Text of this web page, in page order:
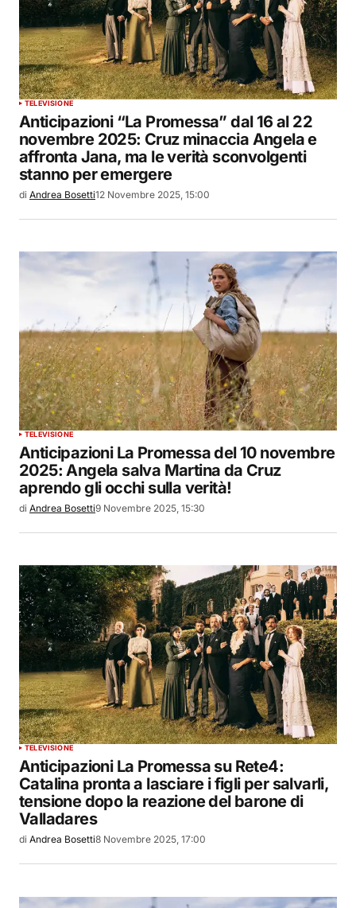
TELEVISIONE
Anticipazioni “La Promessa” dal 16 al 22
novembre 2025: Cruz minaccia Angela e
affronta Jana, ma le verità sconvolgenti
stanno per emergere
di Andrea Bosetti12 Novembre 2025, 15:00
TELEVISIONE
Anticipazioni La Promessa del 10 novembre
2025: Angela salva Martina da Cruz
aprendo gli occhi sulla verità!
di Andrea Bosetti9 Novembre 2025, 15:30
TELEVISIONE
Anticipazioni La Promessa su Rete4:
Catalina pronta a lasciare i figli per salvarli,
tensione dopo la reazione del barone di
Valladares
di Andrea Bosetti8 Novembre 2025, 17:00